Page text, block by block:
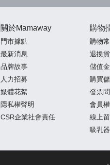
關於Mamaway
門市據點
最新消息
品牌故事
人力招募
媒體花絮
隱私權聲明
CSR企業社會責任
購物
購物
退換
儲值
購買
發票
會員
線上
吸乳